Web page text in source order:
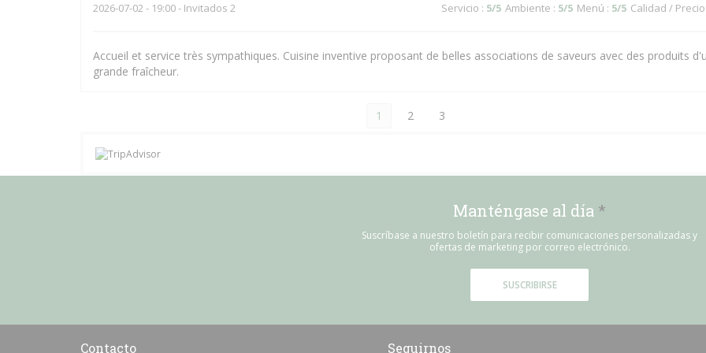
2026-07-02 - 19:00 - Invitados 2 Servicio : 5/5 Ambiente : 5/5 Menú : 5/5 Calidad / Precio
Accueil et service très sympathiques. Cuisine inventive proposant de belles associations de saveurs avec des produits
grande fraîcheur.
1 2 3
Manténgase al día *
Suscríbase a nuestro boletín para recibir comunicaciones personalizadas y
ofertas de marketing por correo electrónico.
SUSCRIBIRSE
Contacto Seguirnos